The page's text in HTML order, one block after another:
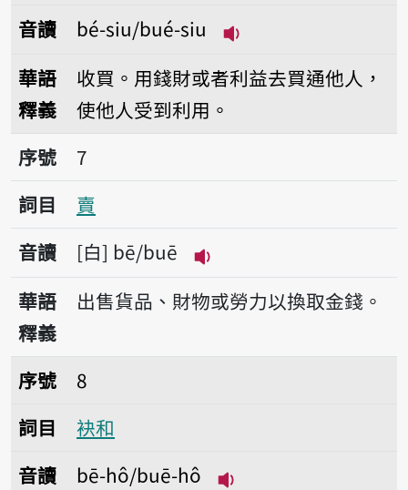
音讀
bé-siu/bué-siu
華語
釋義
收買。用錢財或者利益去買通他人，
使他人受到利用。
序號7賣
序號
7
詞目
賣
音讀
白 bē/buē
播放音讀bē/buē
華語
釋義
出售貨品、財物或勞力以換取金錢。
序號8袂和
序號
8
詞目
袂和
音讀
bē-hô/buē-hô